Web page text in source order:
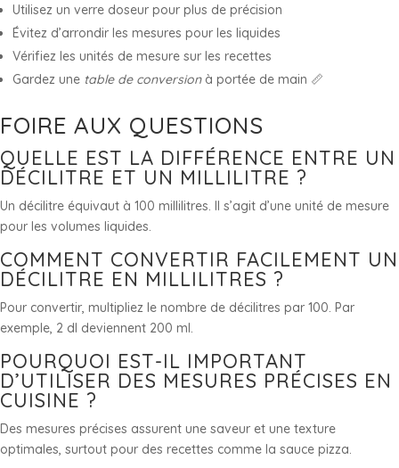
Utilisez un verre doseur pour plus de précision
Évitez d’arrondir les mesures pour les liquides
Vérifiez les unités de mesure sur les recettes
Gardez une table de conversionà portée de main 📏
FOIRE AUX QUESTIONS
QUELLE EST LA DIFFÉRENCE ENTRE UN
DÉCILITRE ET UN MILLILITRE ?
Un décilitre équivaut à 100 millilitres. Il s’agit d’une unité de mesure
pour les volumes liquides.
COMMENT CONVERTIR FACILEMENT UN
DÉCILITRE EN MILLILITRES ?
Pour convertir, multipliez le nombre de décilitres par 100. Par
exemple, 2 dl deviennent 200 ml.
POURQUOI EST-IL IMPORTANT
D’UTILISER DES MESURES PRÉCISES EN
CUISINE ?
Des mesures précises assurent une saveur et une texture
optimales, surtout pour des recettes comme la sauce pizza.